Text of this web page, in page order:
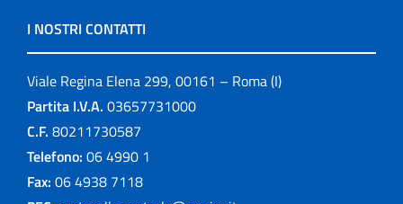
I NOSTRI CONTATTI
Viale Regina Elena 299, 00161 – Roma (I)
Partita I.V.A. 03657731000
C.F. 80211730587
Telefono: 06 4990 1
Fax: 06 4938 7118